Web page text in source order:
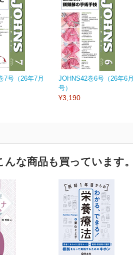
7号（26年7月
JOHNS42巻6号（26年6月
号）
¥3,190
な商品も買っています。